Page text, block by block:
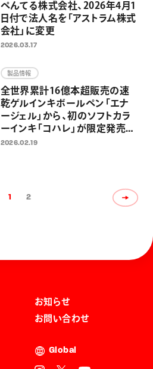
ぺんてる株式会社、2026年4月1
日付で法人名を「アストラム株式
会社」に変更
2026.03.17
製品情報
全世界累計16億本超販売の速
乾ゲルインキボールペン「エナ
ージェル」から、初のソフトカラ
ーインキ「コハレ」が限定発売
穏やかな色合いのカラーインキ
2026.02.19
1 2
お知らせ
お問い合わせ
Global